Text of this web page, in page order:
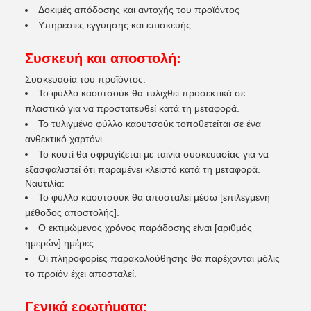
Δοκιμές απόδοσης και αντοχής του προϊόντος
Υπηρεσίες εγγύησης και επισκευής
Συσκευή και αποστολή:
Συσκευασία του προϊόντος:
Το φύλλο καουτσούκ θα τυλιχθεί προσεκτικά σε
πλαστικό για να προστατευθεί κατά τη μεταφορά.
Το τυλιγμένο φύλλο καουτσούκ τοποθετείται σε ένα
ανθεκτικό χαρτόνι.
Το κουτί θα σφραγίζεται με ταινία συσκευασίας για να
εξασφαλιστεί ότι παραμένει κλειστό κατά τη μεταφορά.
Ναυτιλία:
Το φύλλο καουτσούκ θα αποσταλεί μέσω [επιλεγμένη
μέθοδος αποστολής].
Ο εκτιμώμενος χρόνος παράδοσης είναι [αριθμός
ημερών] ημέρες.
Οι πληροφορίες παρακολούθησης θα παρέχονται μόλις
το προϊόν έχει αποσταλεί.
Γενικά ερωτήματα: